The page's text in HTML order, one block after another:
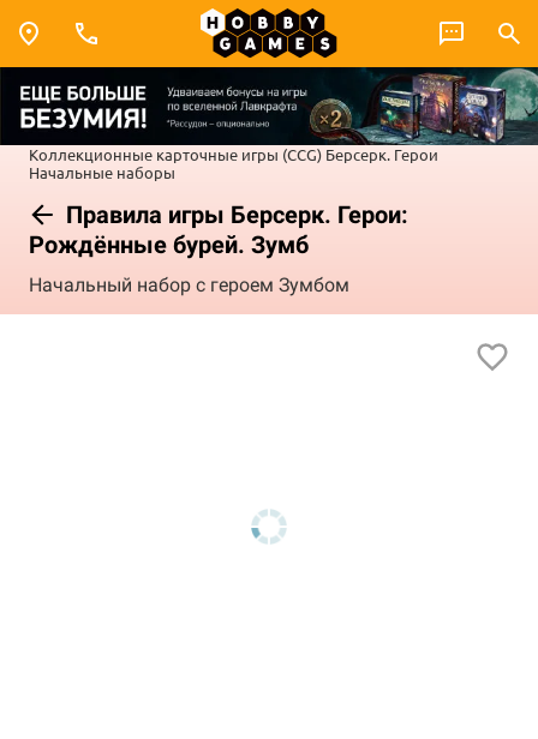
Коллекционные карточные игры (CCG) Берсерк. Герои
Начальные наборы
Правила игры Берсерк. Герои:
Рождённые бурей. Зумб
Начальный набор с героем Зумбом